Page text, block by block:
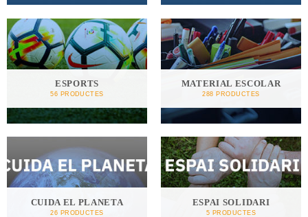
ESPORTS
56 PRODUCTES
MATERIAL ESCOLAR
288 PRODUCTES
CUIDA EL PLANETA
26 PRODUCTES
ESPAI SOLIDARI
5 PRODUCTES